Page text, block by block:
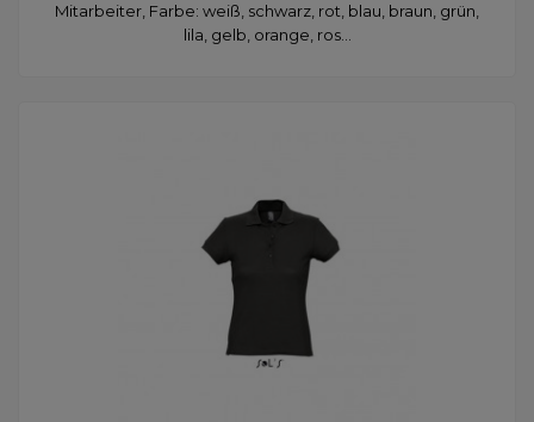
Mitarbeiter, Farbe: weiß, schwarz, rot, blau, braun, grün,
lila, gelb, orange, ros...